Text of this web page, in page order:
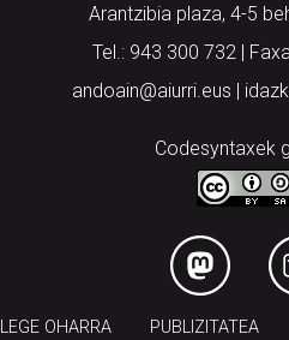
Arantzibia plaza, 4-5
Tel.: 943 300 732 |
andoain@aiurri.eus |
Codesyntaxek
LEGE OHARRA PUBLIZITATEA